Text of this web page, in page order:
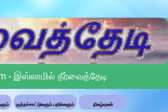
- இஸ்லாமில் தீர்வைத்தேடி
குற்றச்சாட்டுகளும் பதில்களும் நிகழ்வுகள்